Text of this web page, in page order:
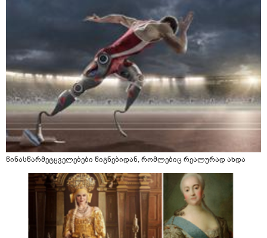
წინასწარმეტყველებები წიგნებიდან, რომლებიც რეალურად ახდა